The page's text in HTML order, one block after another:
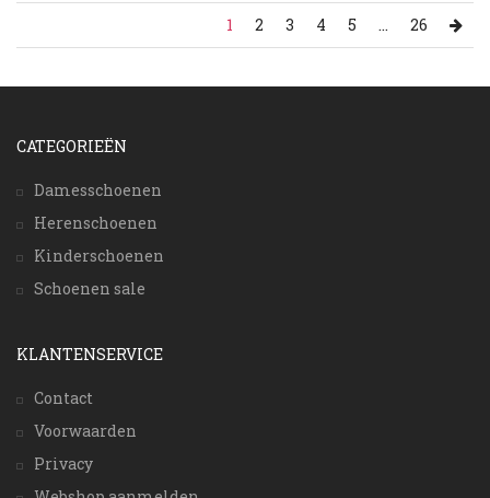
1 2 3 4 5 ... 26
CATEGORIEËN
Damesschoenen
Herenschoenen
Kinderschoenen
Schoenen sale
KLANTENSERVICE
Contact
Voorwaarden
Privacy